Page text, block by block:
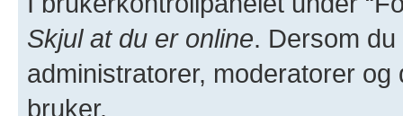
Skjul at du er online. Dersom
administratorer, moderatorer
bruker.